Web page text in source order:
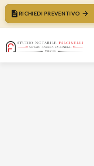
RICHIEDI PREVENTIVO